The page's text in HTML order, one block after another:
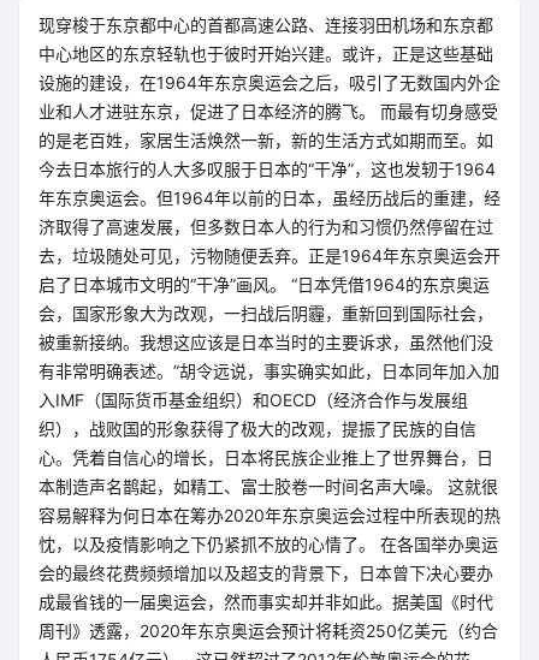
现穿梭于东京都中心的首都高速公路、连接羽田机场和东京都
中心地区的东京轻轨也于彼时开始兴建。或许，正是这些基础
设施的建设，在1964年东京奥运会之后，吸引了无数国内外企
业和人才进驻东京，促进了日本经济的腾飞。 而最有切身感受
的是老百姓，家居生活焕然一新，新的生活方式如期而至。如
今去日本旅行的人大多叹服于日本的“干净”，这也发轫于1964
年东京奥运会。但1964年以前的日本，虽经历战后的重建，经
济取得了高速发展，但多数日本人的行为和习惯仍然停留在过
去，垃圾随处可见，污物随便丢弃。正是1964年东京奥运会开
启了日本城市文明的“干净”画风。 “日本凭借1964的东京奥运
会，国家形象大为改观，一扫战后阴霾，重新回到国际社会，
被重新接纳。我想这应该是日本当时的主要诉求，虽然他们没
有非常明确表述。”胡令远说，事实确实如此，日本同年加入加
入IMF（国际货币基金组织）和OECD（经济合作与发展组
织），战败国的形象获得了极大的改观，提振了民族的自信
心。凭着自信心的增长，日本将民族企业推上了世界舞台，日
本制造声名鹊起，如精工、富士胶卷一时间名声大噪。 这就很
容易解释为何日本在筹办2020年东京奥运会过程中所表现的热
忱，以及疫情影响之下仍紧抓不放的心情了。 在各国举办奥运
会的最终花费频频增加以及超支的背景下，日本曾下决心要办
成最省钱的一届奥运会，然而事实却并非如此。据美国《时代
周刊》透露，2020年东京奥运会预计将耗资250亿美元（约合